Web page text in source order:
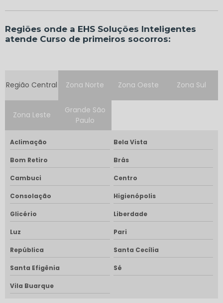
Regiões onde a EHS Soluções Inteligentes
atende Curso de primeiros socorros:
Região Central Zona Norte Zona Oeste Zona Sul
Zona Leste
Grande São
Paulo
Aclimação Bela Vista
Bom Retiro Brás
Cambuci Centro
Consolação Higienópolis
Glicério Liberdade
Luz Pari
República Santa Cecília
Santa Efigênia Sé
Vila Buarque